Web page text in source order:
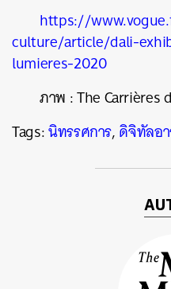
https://
culture/article/dali-
lumieres-2020
ภาพ :TheCarrières
Tags:นิทรรศการ,ดิจิทัลอ